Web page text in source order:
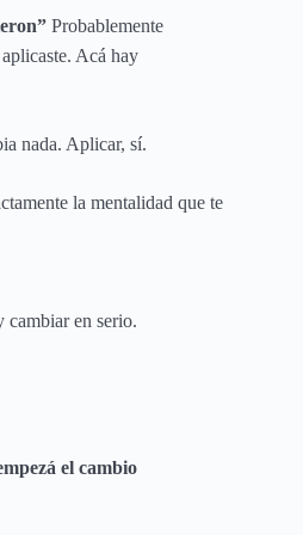
Probablemente
Acá hay
nada. Aplicar, sí.
la mentalidad que te
cambiar en serio.
el cambio